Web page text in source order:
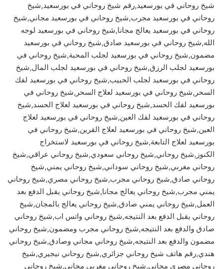
شيخ روحاني في بورسعيد,رقم شيخ روحاني في بورسعيد,شيخ
روحاني في بورسعيد مجرب,شيخ روحاني في بورسعيد مجاني,شيخ
روحاني في بورسعيد يعالج مجانا,شيخ روحاني في بورسعيد لوجه
الله,شيخ روحاني في بورسعيد صادق,شيخ روحاني في بورسعيد
مضمون,شيخ روحاني في بورسعيد لجلب المحبة,شيخ روحاني في
بورسعيد لجلب الرزق,شيخ روحاني في بورسعيد لجلب المال,شيخ
روحاني في بورسعيد لجلب الحبيب,شيخ روحاني في بورسعيد لفك
السحر,شيخ روحاني في بورسعيد لعلاج السحر,شيخ روحاني في
بورسعيد لفك الحسد,شيخ روحاني في بورسعيد لعلاج الحسد,شيخ
روحاني في بورسعيد لفك العين,شيخ روحاني في بورسعيد لعلاج
العين,شيخ روحاني في بورسعيد لعلاج القرين,شيخ روحاني في
بورسعيد لعلاج التابعة,شيخ روحاني في بورسعيد لاستخراج
الكنوز,شيخ روحاني,شيخ روحاني سعودي,شيخ روحاني عراقي,شيخ
روحاني مغربي,شيخ روحاني سوداني,شيخ روحاني يمني,شيخ
روحاني صادق,شيخ روحاني مجرب,شيخ روحاني مصري,شيخ روحاني
يمني مجرب,شيخ روحاني يعالج مجانا,شيخ روحاني يقبل الدفع بعد
العمل,شيخ روحاني يمني صادق,شيخ روحاني يعالج بالمجان,شيخ
روحاني يقبل الدفع بعد النتيجه,شيخ روحاني واتس اب,شيخ روحاني
صادق والدفع بعد النتيجه,شيخ روحاني مجرب ومضمون,شيخ روحاني
مضمون والدفع بعد النتيجه,شيخ روحاني مجاني وصادق,شيخ روحاني
هندي,رقم هاتف شيخ روحاني جزائري,شيخ روحاني نيجيري,شيخ
روحاني مصري مجاني,شيخ روحاني مغربي مجاني,شيخ روحاني